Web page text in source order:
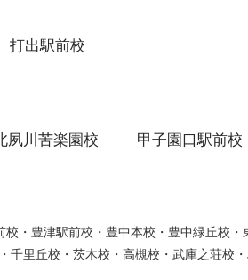
打出駅前校
夙川苦楽園校 甲子園口駅前校
・豊津駅前校・豊中本校・豊中緑丘校・
里丘校・茨木校・高槻校・武庫之荘校